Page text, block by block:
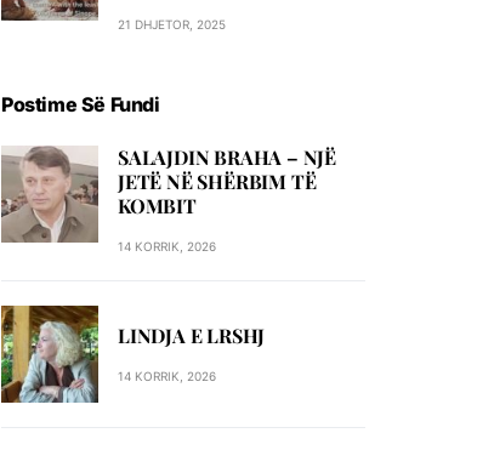
21 DHJETOR, 2025
Postime Së Fundi
SALAJDIN BRAHA – NJЁ
JETЁ NЁ SHЁRBIM TЁ
KOMBIT
14 KORRIK, 2026
LINDJA E LRSHJ
14 KORRIK, 2026